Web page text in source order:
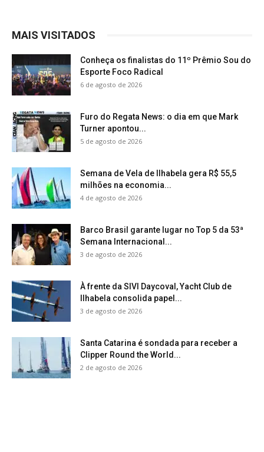
MAIS VISITADOS
Conheça os finalistas do 11º Prêmio Sou do
Esporte Foco Radical
6 de agosto de 2026
Furo do Regata News: o dia em que Mark
Turner apontou...
5 de agosto de 2026
Semana de Vela de Ilhabela gera R$ 55,5
milhões na economia...
4 de agosto de 2026
Barco Brasil garante lugar no Top 5 da 53ª
Semana Internacional...
3 de agosto de 2026
À frente da SIVI Daycoval, Yacht Club de
Ilhabela consolida papel...
3 de agosto de 2026
Santa Catarina é sondada para receber a
Clipper Round the World...
2 de agosto de 2026